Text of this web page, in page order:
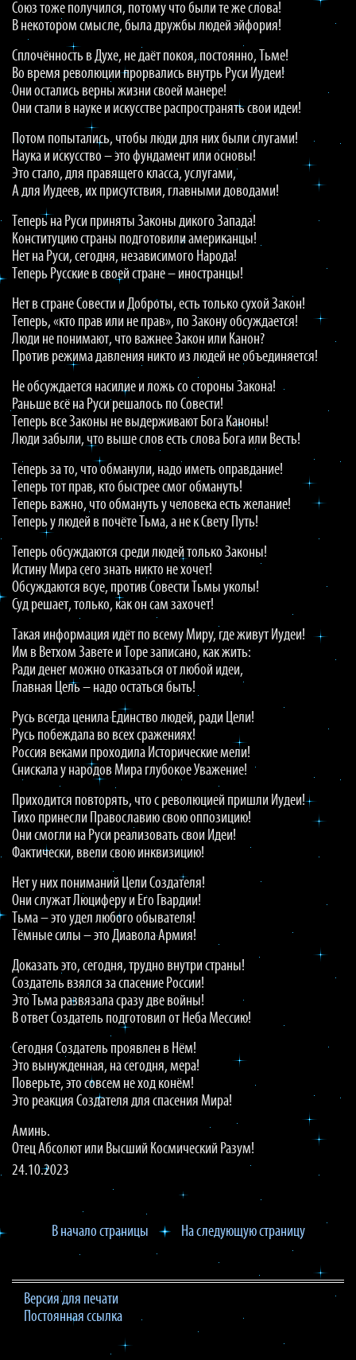
Союз тоже получился, потому что были те же слова!
В некотором смысле, была дружбы людей эйфория!
Сплочённость в Духе, не даёт покоя, постоянно, Тьме!
Во время революции прорвались внутрь Руси Иудеи!
Они остались верны жизни своей манере!
Они стали в науке и искусстве распространять свои идеи!
Потом попытались, чтобы люди для них были слугами!
Наука и искусство – это фундамент или основы!
Это стало, для правящего класса, услугами,
А для Иудеев, их присутствия, главными доводами!
Теперь на Руси приняты Законы дикого Запада!
Конституцию страны подготовили американцы!
Нет на Руси, сегодня, независимого Народа!
Теперь Русские в своей стране – иностранцы!
Нет в стране Совести и Доброты, есть только сухой Закон!
Теперь, «кто прав или не прав», по Закону обсуждается!
Люди не понимают, что важнее Закон или Канон?
Против режима давления никто из людей не объединяется!
Не обсуждается насилие и ложь со стороны Закона!
Раньше всё на Руси решалось по Совести!
Теперь все Законы не выдерживают Бога Каноны!
Люди забыли, что выше слов есть слова Бога или Весть!
Теперь за то, что обманули, надо иметь оправдание!
Теперь тот прав, кто быстрее смог обмануть!
Теперь важно, что обмануть у человека есть желание!
Теперь у людей в почёте Тьма, а не к Свету Путь!
Теперь обсуждаются среди людей только Законы!
Истину Мира сего знать никто не хочет!
Обсуждаются всуе, против Совести Тьмы уколы!
Суд решает, только, как он сам захочет!
Такая информация идёт по всему Миру, где живут Иудеи!
Им в Ветхом Завете и Торе записано, как жить:
Ради денег можно отказаться от любой идеи,
Главная Цель – надо остаться быть!
Русь всегда ценила Единство людей, ради Цели!
Русь побеждала во всех сражениях!
Россия веками проходила Исторические мели!
Снискала у народов Мира глубокое Уважение!
Приходится повторять, что с революцией пришли Иудеи!
Тихо принесли Православию свою оппозицию!
Они смогли на Руси реализовать свои Идеи!
Фактически, ввели свою инквизицию!
Нет у них пониманий Цели Создателя!
Они служат Люциферу и Его Гвардии!
Тьма – это удел любого обывателя!
Тёмные силы – это Диавола Армия!
Доказать это, сегодня, трудно внутри страны!
Создатель взялся за спасение России!
Это Тьма развязала сразу две войны!
В ответ Создатель подготовил от Неба Мессию!
Сегодня Создатель проявлен в Нём!
Это вынужденная, на сегодня, мера!
Поверьте, это совсем не ход конём!
Это реакция Создателя для спасения Мира!
Аминь.
Отец Абсолют или Высший Космический Разум!
24.10.2023
В начало страницы На следующую страницу
Версия для печати
Постоянная ссылка